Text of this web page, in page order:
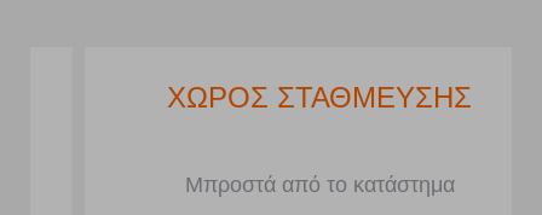
ΧΩΡΟΣ ΣΤΑΘΜΕΥΣΗΣ
Μπροστά από το κατάστημα